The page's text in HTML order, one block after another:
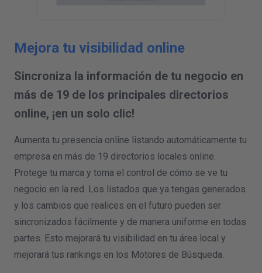
Mejora tu visibilidad online
Sincroniza la información de tu negocio en
más de 19 de los principales directorios
online, ¡en un solo clic!
Aumenta tu presencia online listando automáticamente tu
empresa en más de 19 directorios locales online.
Protege tu marca y toma el control de cómo se ve tu
negocio en la red. Los listados que ya tengas generados
y los cambios que realices en el futuro pueden ser
sincronizados fácilmente y de manera uniforme en todas
partes. Esto mejorará tu visibilidad en tu área local y
mejorará tus rankings en los Motores de Búsqueda.